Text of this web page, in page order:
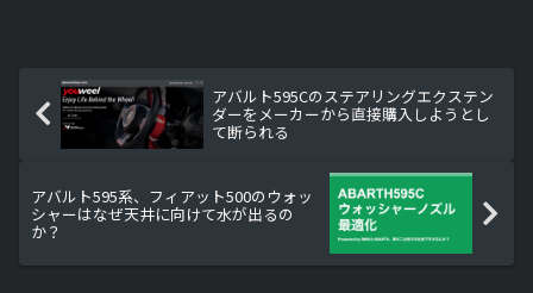
アバルト595Cのステアリングエクステン
ダーをメーカーから直接購入しようとし
て断られる
アバルト595系、フィアット500のウォッ
シャーはなぜ天井に向けて水が出るの
か？